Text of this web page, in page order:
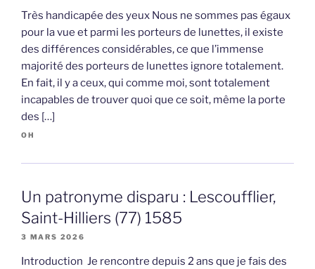
Très handicapée des yeux Nous ne sommes pas égaux
pour la vue et parmi les porteurs de lunettes, il existe
des différences considérables, ce que l’immense
majorité des porteurs de lunettes ignore totalement.
En fait, il y a ceux, qui comme moi, sont totalement
incapables de trouver quoi que ce soit, même la porte
des […]
OH
Un patronyme disparu : Lescoufflier,
Saint-Hilliers (77) 1585
3 MARS 2026
Introduction Je rencontre depuis 2 ans que je fais des